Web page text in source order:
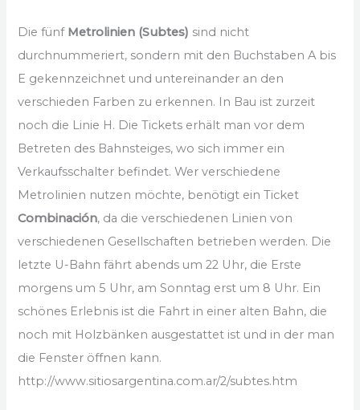
Die fünf Metrolinien (Subtes) sind nicht
durchnummeriert, sondern mit den Buchstaben A bis
E gekennzeichnet und untereinander an den
verschieden Farben zu erkennen. In Bau ist zurzeit
noch die Linie H. Die Tickets erhält man vor dem
Betreten des Bahnsteiges, wo sich immer ein
Verkaufsschalter befindet. Wer verschiedene
Metrolinien nutzen möchte, benötigt ein Ticket
Combinación, da die verschiedenen Linien von
verschiedenen Gesellschaften betrieben werden. Die
letzte U-Bahn fährt abends um 22 Uhr, die Erste
morgens um 5 Uhr, am Sonntag erst um 8 Uhr. Ein
schönes Erlebnis ist die Fahrt in einer alten Bahn, die
noch mit Holzbänken ausgestattet ist und in der man
die Fenster öffnen kann.
http://www.sitiosargentina.com.ar/2/subtes.htm